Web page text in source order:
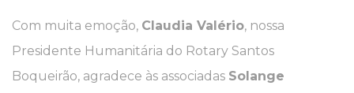
Com muita emoção, Claudia Valério, nossa
Presidente Humanitária do Rotary Santos
Boqueirão, agradece às associadas Solange